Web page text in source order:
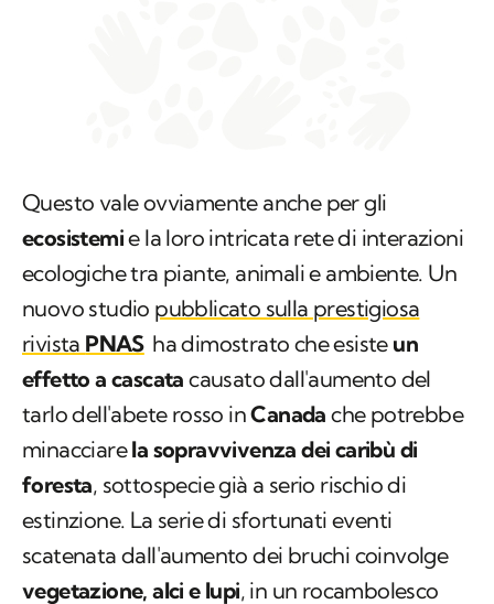
Questo vale ovviamente anche per gli
ecosistemie la loro intricata rete di interazioni
ecologiche tra piante, animali e ambiente. Un
nuovo studio pubblicato sulla prestigiosa
rivista PNAS ha dimostrato che esiste un
effetto a cascata causato dall'aumento del
tarlo dell'abete rosso inCanada che potrebbe
minacciarela sopravvivenza dei caribù di
foresta, sottospecie già a serio rischio di
estinzione. La serie di sfortunati eventi
scatenata dall'aumento dei bruchi coinvolge
vegetazione, alci e lupi, in un rocambolesco